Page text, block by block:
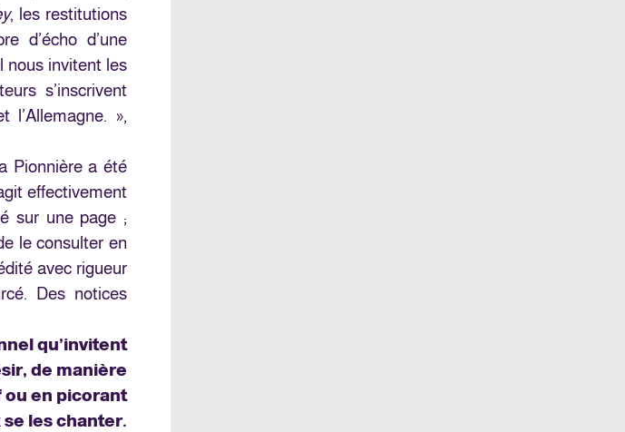
, les restitutions
d’écho d’une
nous invitent les
s’inscrivent
l’Allemagne. »,
Pionnière a été
effectivement
sur une page ;
le consulter en
avec rigueur
Des notices
qu’invitent
de manière
ou en picorant
les chanter.